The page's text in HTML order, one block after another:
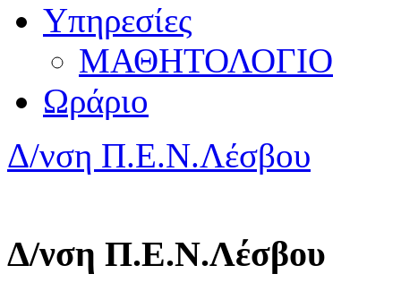
Υπηρεσίες
ΜΑΘΗΤΟΛΟΓΙΟ
Ωράριο
Δ/νση Π.Ε.Ν.Λέσβου
Δ/νση Π.Ε.Ν.Λέσβου